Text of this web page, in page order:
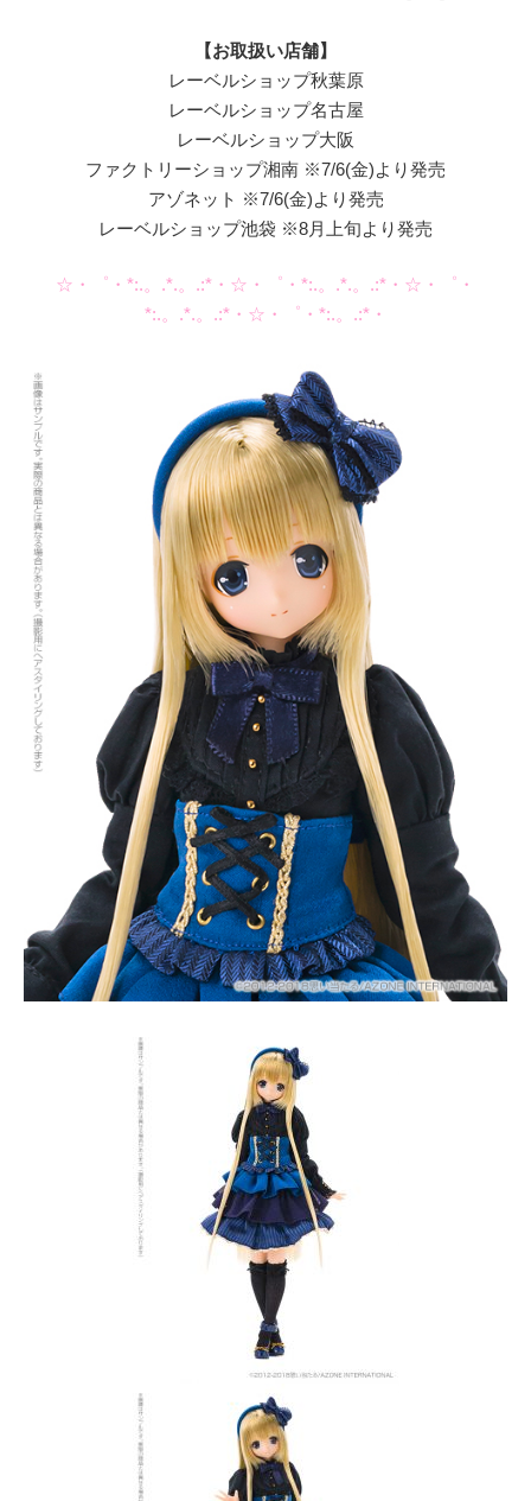
【お取扱い店舗】
レーベルショップ秋葉原
レーベルショップ名古屋
レーベルショップ大阪
ファクトリーショップ湘南 ※7/6(金)より発売
アゾネット ※7/6(金)より発売
レーベルショップ池袋 ※8月上旬より発売
☆・゜・*:.。.*.。.:*・☆・゜・*:.。.*.。.:*・☆・゜・
*:.。.*.。.:*・☆・゜・*:.。.:*・